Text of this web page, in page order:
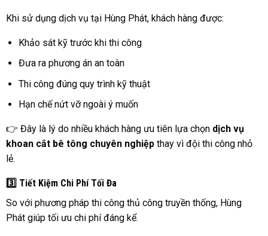
Khi sử dụng dịch vụ tại Hùng Phát, khách hàng được:
Khảo sát kỹ trước khi thi công
Đưa ra phương án an toàn
Thi công đúng quy trình kỹ thuật
Hạn chế nứt vỡ ngoài ý muốn
👉 Đây là lý do nhiều khách hàng ưu tiên lựa chọn dịch vụ
khoan cắt bê tông chuyên nghiệpthay vì đội thi công nhỏ
lẻ.
3️⃣ Tiết Kiệm Chi Phí Tối Đa
So với phương pháp thi công thủ công truyền thống, Hùng
Phát giúp tối ưu chi phí đáng kể.